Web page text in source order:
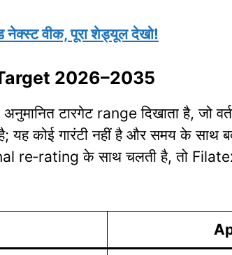
नेक्स्ट वीक, पूरा शेड्यूल देखो!
2026–2035
टारगेट range दिखाता है, जो
यह कोई गारंटी नहीं है और समय के
re‑rating के साथ चलती है, तो